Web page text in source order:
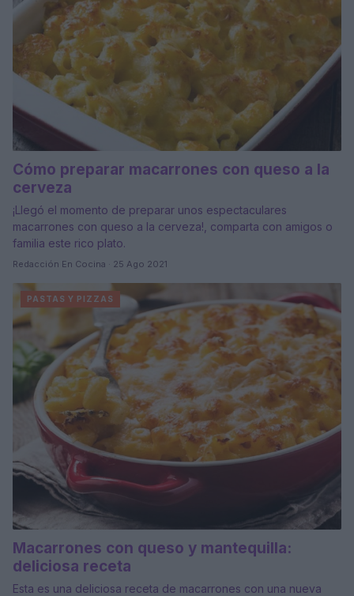
Cómo preparar macarrones con queso a la
cerveza
¡Llegó el momento de preparar unos espectaculares
macarrones con queso a la cerveza!, comparta con amigos o
familia este rico plato.
Redacción En Cocina · 25 Ago 2021
PASTAS Y PIZZAS
Macarrones con queso y mantequilla:
deliciosa receta
Esta es una deliciosa receta de macarrones con una nueva